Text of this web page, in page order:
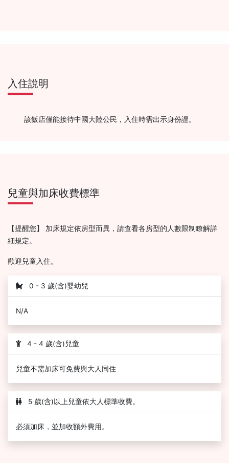
入住說明
該飯店僅能接待中國大陸公民，入住時需出示身份證。
兒童與加床收費標準
【提醒您】 加床規定依房型而異，請查看各房型的人數限制瞭解詳
細規定。
歡迎兒童入住。
0 - 3 歲(含)嬰幼兒
N/A
4 - 4 歲(含)兒童
兒童不需加床可免費與大人同住
5 歲(含)以上兒童依大人標準收費。
必須加床，並加收額外費用。